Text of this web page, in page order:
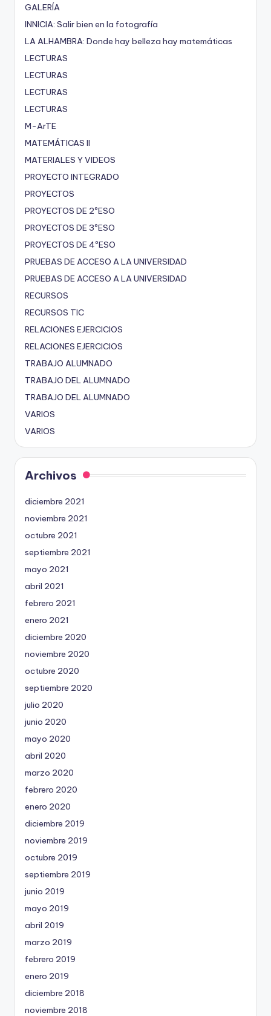
GALERÍA
INNICIA: Salir bien en la fotografía
LA ALHAMBRA: Donde hay belleza hay matemáticas
LECTURAS
LECTURAS
LECTURAS
LECTURAS
M-ArTE
MATEMÁTICAS II
MATERIALES Y VIDEOS
PROYECTO INTEGRADO
PROYECTOS
PROYECTOS DE 2ºESO
PROYECTOS DE 3ºESO
PROYECTOS DE 4ºESO
PRUEBAS DE ACCESO A LA UNIVERSIDAD
PRUEBAS DE ACCESO A LA UNIVERSIDAD
RECURSOS
RECURSOS TIC
RELACIONES EJERCICIOS
RELACIONES EJERCICIOS
TRABAJO ALUMNADO
TRABAJO DEL ALUMNADO
TRABAJO DEL ALUMNADO
VARIOS
VARIOS
Archivos
diciembre 2021
noviembre 2021
octubre 2021
septiembre 2021
mayo 2021
abril 2021
febrero 2021
enero 2021
diciembre 2020
noviembre 2020
octubre 2020
septiembre 2020
julio 2020
junio 2020
mayo 2020
abril 2020
marzo 2020
febrero 2020
enero 2020
diciembre 2019
noviembre 2019
octubre 2019
septiembre 2019
junio 2019
mayo 2019
abril 2019
marzo 2019
febrero 2019
enero 2019
diciembre 2018
noviembre 2018